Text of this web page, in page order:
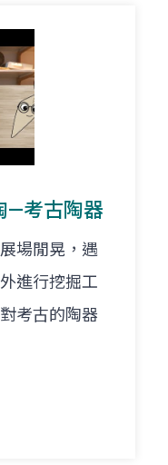
—考古陶器
場閒晃，遇
進行挖掘工
考古的陶器